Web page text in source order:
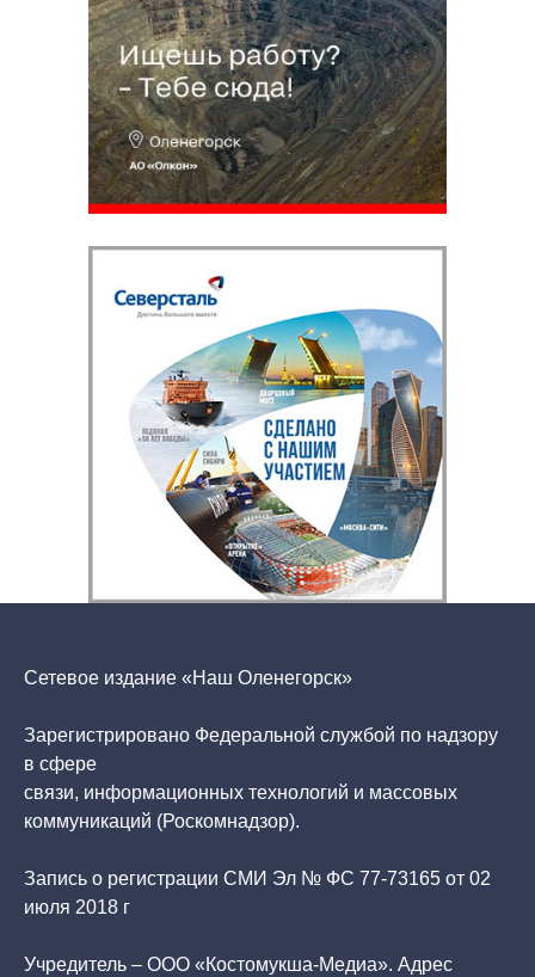
Сетевое издание «Наш Оленегорск»
Зарегистрировано Федеральной службой по надзору
в сфере
связи, информационных технологий и массовых
коммуникаций (Роскомнадзор).
Запись о регистрации СМИ Эл № ФС 77-73165 от 02
июля 2018 г
Учредитель – ООО «Костомукша-Медиа». Адрес